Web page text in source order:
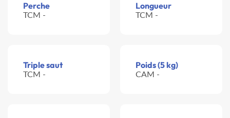
Perche
TCM -
Longueur
TCM -
Triple saut
TCM -
Poids (5 kg)
CAM -